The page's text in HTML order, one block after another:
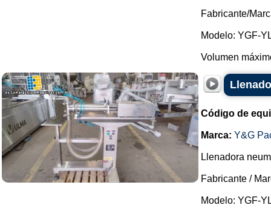
Fabricante/
Modelo: YGF-
Volumen
Código de
Marca: Y&G
Llenadora
Fabricante /
Modelo: YGF-